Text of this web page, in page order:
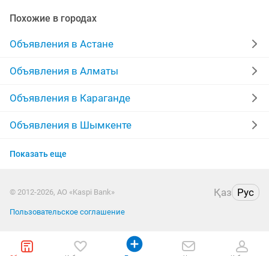
одежда муж одежда отл
Похожие в городах
Объявления в Астане
Объявления в Алматы
Объявления в Караганде
Объявления в Шымкенте
Объявления в Усть-Каменогорске
Объявления в Актау
Показать еще
© 2012-2026, АО «Kaspi Bank» Қаз Рус
Пользовательское соглашение